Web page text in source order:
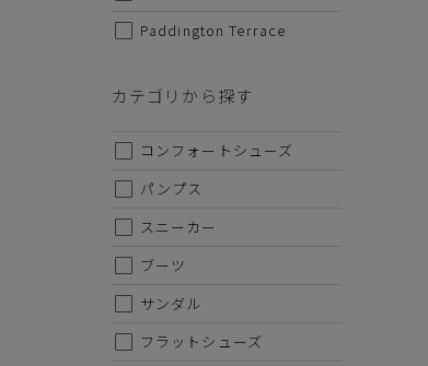
Paddington Terrace
カテゴリから探す
コンフォートシューズ
パンプス
スニーカー
ブーツ
サンダル
フラットシューズ
22.5cm
24cm